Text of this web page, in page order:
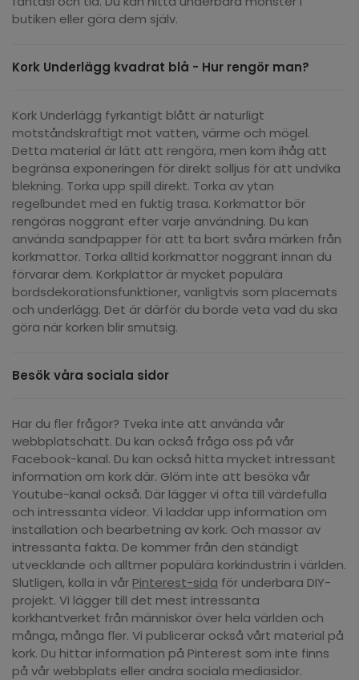
butiken eller göra dem själv.
Kork Underlägg kvadrat blå - Hur rengör man?
Kork Underlägg fyrkantigt blått är naturligt
motståndskraftigt mot vatten, värme och mögel.
Detta material är lätt att rengöra, men kom ihåg att
begränsa exponeringen för direkt solljus för att undvika
blekning. Torka upp spill direkt. Torka av ytan
regelbundet med en fuktig trasa. Korkmattor bör
rengöras noggrant efter varje användning. Du kan
använda sandpapper för att ta bort svåra märken från
korkmattor. Torka alltid korkmattor noggrant innan du
förvarar dem. Korkplattor är mycket populära
bordsdekorationsfunktioner, vanligtvis som placemats
och underlägg. Det är därför du borde veta vad du ska
göra när korken blir smutsig.
Besök våra sociala sidor
Har du fler frågor? Tveka inte att använda vår
webbplatschatt. Du kan också fråga oss på vår
Facebook-kanal. Du kan också hitta mycket intressant
information om kork där. Glöm inte att besöka vår
Youtube-kanal också. Där lägger vi ofta till värdefulla
och intressanta videor. Vi laddar upp information om
installation och bearbetning av kork. Och massor av
intressanta fakta. De kommer från den ständigt
utvecklande och alltmer populära korkindustrin i världen.
Slutligen, kolla in vår Pinterest-sida för underbara DIY-
projekt. Vi lägger till det mest intressanta
korkhantverket från människor över hela världen och
många, många fler. Vi publicerar också vårt material på
kork. Du hittar information på Pinterest som inte finns
på vår webbplats eller andra sociala mediasidor.